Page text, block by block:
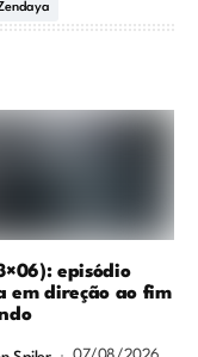
episódio
em direção ao fim